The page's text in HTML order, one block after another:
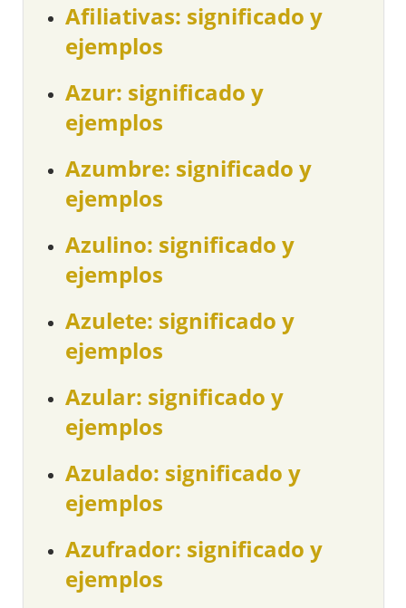
Afiliativas: significado y
ejemplos
Azur: significado y
ejemplos
Azumbre: significado y
ejemplos
Azulino: significado y
ejemplos
Azulete: significado y
ejemplos
Azular: significado y
ejemplos
Azulado: significado y
ejemplos
Azufrador: significado y
ejemplos